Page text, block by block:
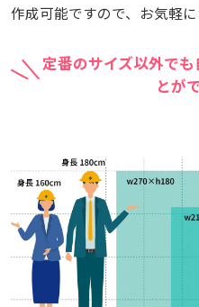
作成可能ですので、お気軽に
定番のサイズ以外で
とが